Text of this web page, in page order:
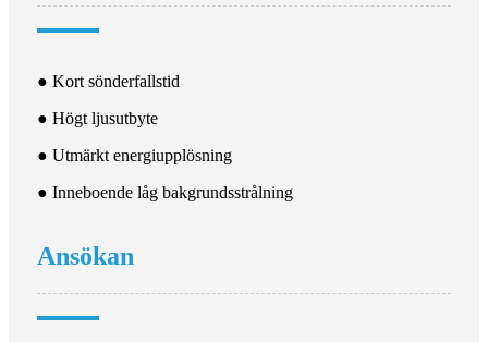
● Kort sönderfallstid
● Högt ljusutbyte
● Utmärkt energiupplösning
● Inneboende låg bakgrundsstrålning
Ansökan